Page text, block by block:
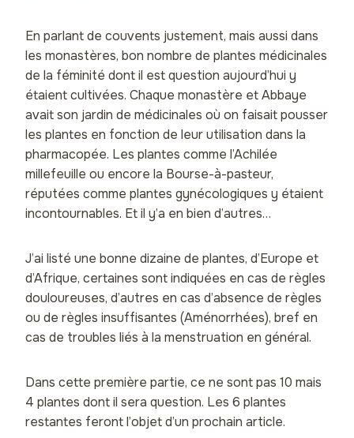
En parlant de couvents justement, mais aussi dans
les monastères, bon nombre de plantes médicinales
de la féminité dont il est question aujourd’hui y
étaient cultivées. Chaque monastère et Abbaye
avait son jardin de médicinales où on faisait pousser
les plantes en fonction de leur utilisation dans la
pharmacopée. Les plantes comme l’Achilée
millefeuille ou encore la Bourse-à-pasteur,
réputées comme plantes gynécologiques y étaient
incontournables. Et il y’a en bien d’autres…
J’ai listé une bonne dizaine de plantes, d’Europe et
d’Afrique, certaines sont indiquées en cas de règles
douloureuses, d’autres en cas d’absence de règles
ou de règles insuffisantes (Aménorrhées), bref en
cas de troubles liés à la menstruation en général.
Dans cette première partie, ce ne sont pas 10 mais
4 plantes dont il sera question. Les 6 plantes
restantes feront l’objet d’un prochain article.